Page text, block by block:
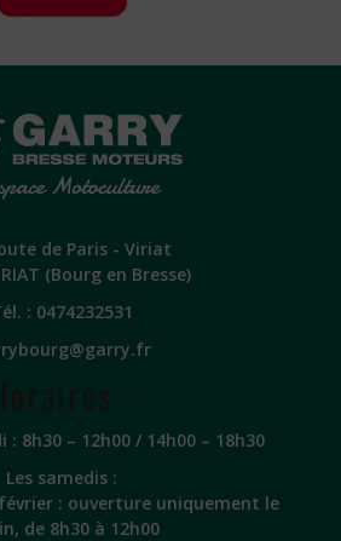
de Paris - Viriat
(Bourg en Bresse)
: 0474232531
: 8h30 – 12h00 / 14h00 – 18h30
Les samedis :
: ouverture uniquement le
de 8h30 à 12h00